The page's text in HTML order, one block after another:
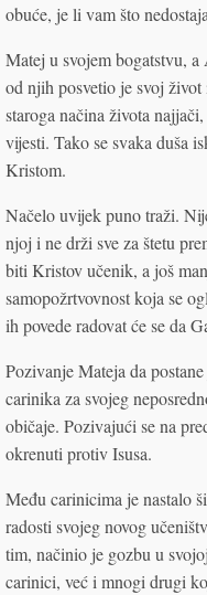
obuće, je li vam što
Matej u svojem bogatstvu,
od njih posvetio je svoj
staroga načina života
vijesti. Tako se svaka duša
Kristom.
Načelo uvijek puno traži.
njoj i ne drži sve za štetu
biti Kristov učenik, a još
samopožrtvovnost koja se
ih povede radovat će se da
Pozivanje Mateja da
carinika za svojeg
običaje. Pozivajući se na
okrenuti protiv Isusa.
Među carinicima je nastalo
radosti svojeg novog
tim, načinio je gozbu u
carinici, već i mnogi drugi